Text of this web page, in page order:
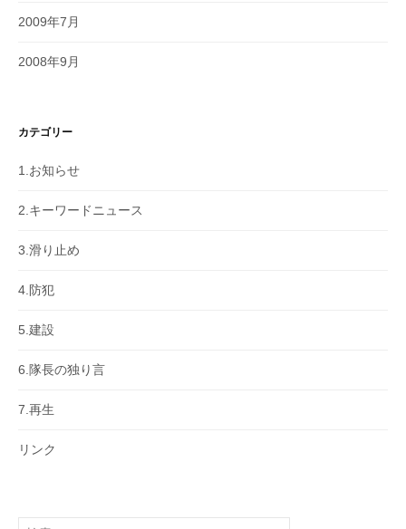
2009年7月
2008年9月
カテゴリー
1.お知らせ
2.キーワードニュース
3.滑り止め
4.防犯
5.建設
6.隊長の独り言
7.再生
リンク
検